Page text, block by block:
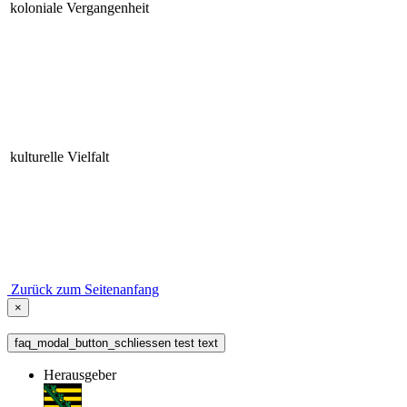
koloniale Vergangenheit
kulturelle Vielfalt
Zurück zum Seitenanfang
×
faq_modal_button_schliessen test text
Herausgeber